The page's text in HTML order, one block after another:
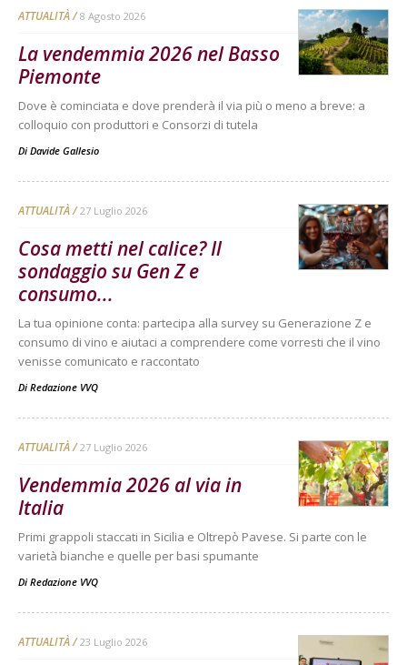
ATTUALITÀ 8 Agosto 2026
La vendemmia 2026 nel Basso
Piemonte
Dove è cominciata e dove prenderà il via più o meno a breve: a
colloquio con produttori e Consorzi di tutela
Di Davide Gallesio
ATTUALITÀ 27 Luglio 2026
Cosa metti nel calice? Il
sondaggio su Gen Z e
consumo...
La tua opinione conta: partecipa alla survey su Generazione Z e
consumo di vino e aiutaci a comprendere come vorresti che il vino
venisse comunicato e raccontato
Di Redazione VVQ
ATTUALITÀ 27 Luglio 2026
Vendemmia 2026 al via in
Italia
Primi grappoli staccati in Sicilia e Oltrepò Pavese. Si parte con le
varietà bianche e quelle per basi spumante
Di Redazione VVQ
ATTUALITÀ 23 Luglio 2026